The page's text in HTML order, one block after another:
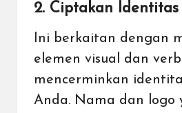
2. Ciptakan
Ini berkaitan dengan
elemen visual dan
mencerminkan
Anda. Nama dan logo